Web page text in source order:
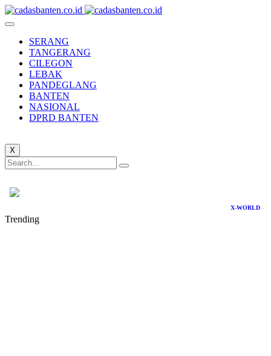
SERANG
TANGERANG
CILEGON
LEBAK
PANDEGLANG
BANTEN
NASIONAL
DPRD BANTEN
X
X-WORLD
Trending